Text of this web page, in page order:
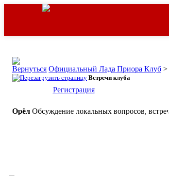
Официальный Лада Приора Клуб >
Встречи клуба
Регистрация
Орёл Обсуждение локальных вопросов,